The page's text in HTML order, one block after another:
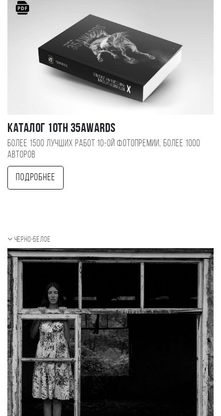
Каталог 10TH 35AWARDS
Более 1500 лучших работ 10-ой фотопремии, более 1000
авторов
Подробнее
Черно-белое